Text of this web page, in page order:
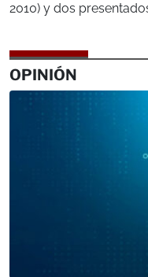
2010) y dos
OPINIÓN